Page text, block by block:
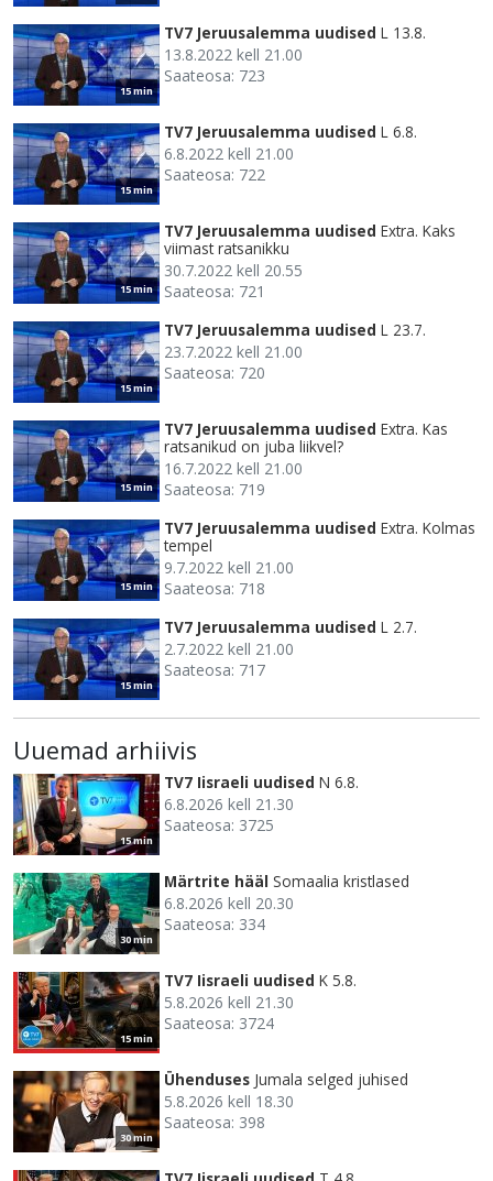
15 min
TV7 Jeruusalemma uudised L 13.8.
13.8.2022 kell 21.00
Saateosa: 723
15 min
TV7 Jeruusalemma uudised L 6.8.
6.8.2022 kell 21.00
Saateosa: 722
15 min
TV7 Jeruusalemma uudised Extra. Kaks
viimast ratsanikku
30.7.2022 kell 20.55
Saateosa: 721
15 min
TV7 Jeruusalemma uudised L 23.7.
23.7.2022 kell 21.00
Saateosa: 720
15 min
TV7 Jeruusalemma uudised Extra. Kas
ratsanikud on juba liikvel?
16.7.2022 kell 21.00
Saateosa: 719
15 min
TV7 Jeruusalemma uudised Extra. Kolmas
tempel
9.7.2022 kell 21.00
Saateosa: 718
15 min
TV7 Jeruusalemma uudised L 2.7.
2.7.2022 kell 21.00
Saateosa: 717
Uuemad arhiivis
15 min
TV7 Iisraeli uudised N 6.8.
6.8.2026 kell 21.30
Saateosa: 3725
30 min
Märtrite hääl Somaalia kristlased
6.8.2026 kell 20.30
Saateosa: 334
15 min
TV7 Iisraeli uudised K 5.8.
5.8.2026 kell 21.30
Saateosa: 3724
30 min
Ühenduses Jumala selged juhised
5.8.2026 kell 18.30
Saateosa: 398